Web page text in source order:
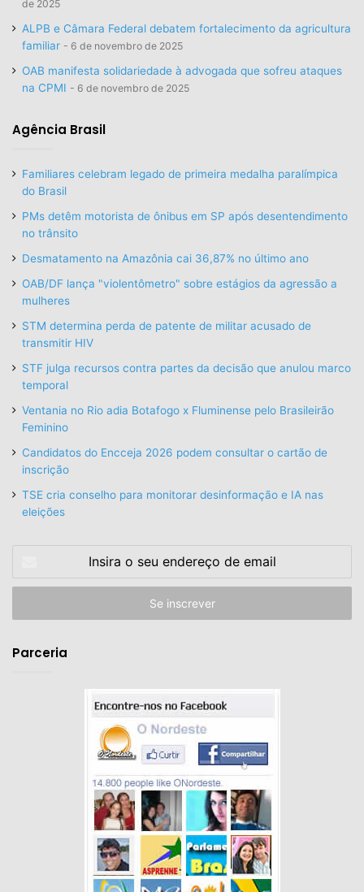
de 2025
ALPB e Câmara Federal debatem fortalecimento da agricultura
familiar
6 de novembro de 2025
OAB manifesta solidariedade à advogada que sofreu ataques
na CPMI
6 de novembro de 2025
Agência Brasil
Familiares celebram legado de primeira medalha paralímpica
do Brasil
PMs detêm motorista de ônibus em SP após desentendimento
no trânsito
Desmatamento na Amazônia cai 36,87% no último ano
OAB/DF lança "violentômetro" sobre estágios da agressão a
mulheres
STM determina perda de patente de militar acusado de
transmitir HIV
STF julga recursos contra partes da decisão que anulou marco
temporal
Ventania no Rio adia Botafogo x Fluminense pelo Brasileirão
Feminino
Candidatos do Encceja 2026 podem consultar o cartão de
inscrição
TSE cria conselho para monitorar desinformação e IA nas
eleições
seu
de
Parceria